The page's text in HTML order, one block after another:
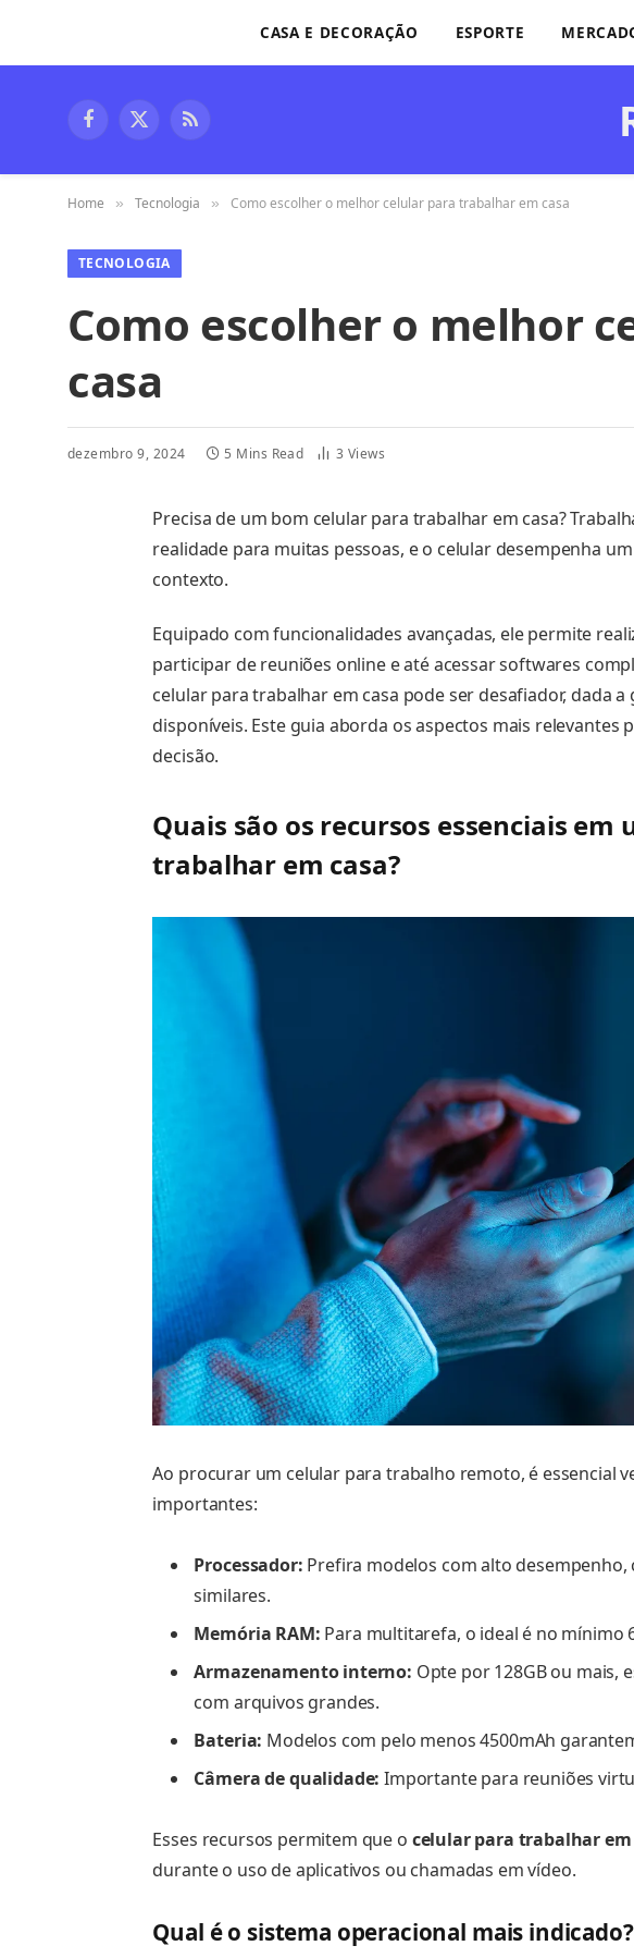
CASA E DECORAÇÃO ESPORTE
Facebook
X
RSS
Home » Tecnologia » Como escolher o melhor celular para trabalhar em casa
TECNOLOGIA
Como escolher o melhor
casa
dezembro 9, 2024 5 Mins Read 3 Views
Precisa de um bom celular para trabalhar em casa?
realidade para muitas pessoas, e o celular desempenha
contexto.
Equipado com funcionalidades avançadas, ele permite
participar de reuniões online e até acessar softwares
celular para trabalhar em casa pode ser desafiador, dada
disponíveis. Este guia aborda os aspectos mais relevantes
decisão.
Quais são os recursos essenciais em
trabalhar em casa?
Ao procurar um celular para trabalho remoto, é essencial
importantes:
Processador: Prefira modelos com alto desempenho,
similares.
Memória RAM: Para multitarefa, o ideal é no mínimo
Armazenamento interno: Opte por 128GB ou mais,
com arquivos grandes.
Bateria: Modelos com pelo menos 4500mAh
Câmera de qualidade: Importante para reuniões
Esses recursos permitem que o celular para trabalhar em
durante o uso de aplicativos ou chamadas em vídeo.
Qual é o sistema operacional mais indicado?